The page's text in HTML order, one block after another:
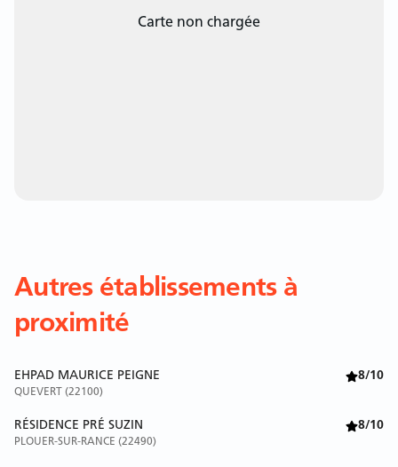
Carte non chargée
Autres établissements à
proximité
EHPAD MAURICE PEIGNE 8/10
QUEVERT (22100)
RÉSIDENCE PRÉ SUZIN 8/10
PLOUER-SUR-RANCE (22490)